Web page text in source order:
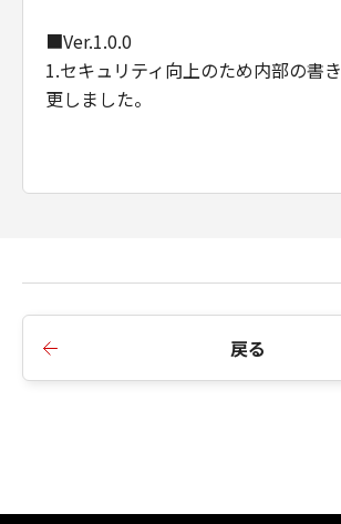
■Ver.1.0.0
1.セキュリティ向上のため内部の書
更しました。
戻る